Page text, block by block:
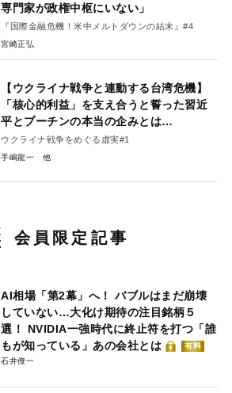
専門家が政権中枢にいない」
『国際金融危機！米中メルトダウンの結末』#4
宮崎正弘
【ウクライナ戦争と連動する台湾危機】
「核心的利益」を支え合うと誓った習近
平とプーチンの本当の企みとは…
ウクライナ戦争をめぐる虚実#1
手嶋龍一
会員限定記事
AI相場「第2幕」へ！ バブルはまだ崩壊
していない…大化け期待の注目銘柄５
選！ NVIDIA一強時代に終止符を打つ「誰
もが知っている」あの会社とは
有料
石井僚一